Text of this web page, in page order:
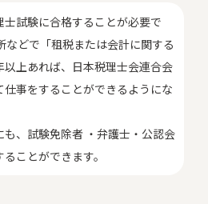
試験に合格することが必要で
などで「租税または会計に関する
以上あれば、日本税理士会連合会
事をすることができるようにな
、試験免除者 ・弁護士・公認会
ことができます。